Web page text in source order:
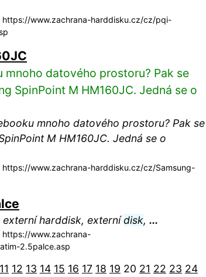
www.zachrana-harddisku.cz/cz/pqi-
datového prostoru? Pak se
SpinPoint M HM160JC. Jedná se o
mnoho datového prostoru? Pak se
M HM160JC. Jedná se o
www.zachrana-harddisku.cz/cz/Samsung-
harddisk, externídisk, ...
www.zachrana-
2.5palce.asp
11 12 13 14 15 16 17 18 19 20 21 22 23 24